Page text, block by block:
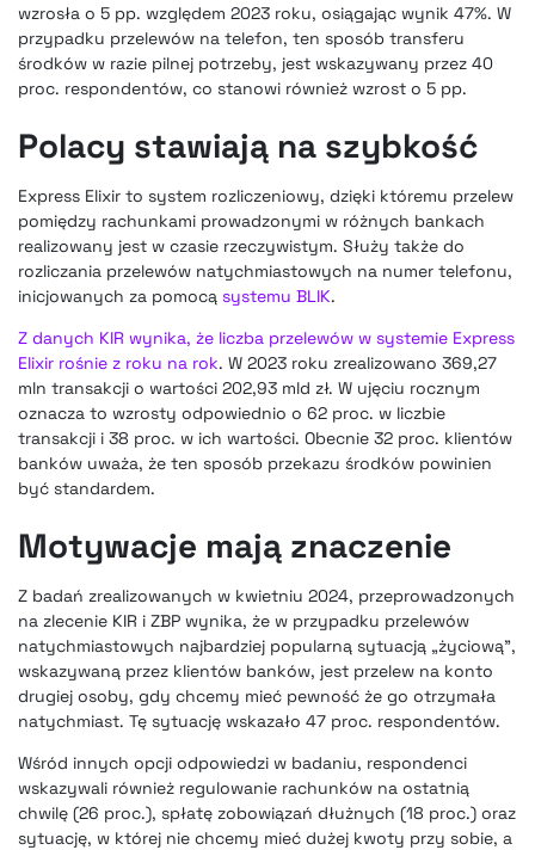
wzrosła o 5 pp. względem 2023 roku, osiągając wynik 47%. W
przypadku przelewów na telefon, ten sposób transferu
środków w razie pilnej potrzeby, jest wskazywany przez 40
proc. respondentów, co stanowi również wzrost o 5 pp.
Polacy stawiają na szybkość
Express Elixir to system rozliczeniowy, dzięki któremu przelew
pomiędzy rachunkami prowadzonymi w różnych bankach
realizowany jest w czasie rzeczywistym. Służy także do
rozliczania przelewów natychmiastowych na numer telefonu,
inicjowanych za pomocą systemu BLIK.
Z danych KIR wynika, że liczba przelewów w systemie Express
Elixir rośnie z roku na rok. W 2023 roku zrealizowano 369,27
mln transakcji o wartości 202,93 mld zł. W ujęciu rocznym
oznacza to wzrosty odpowiednio o 62 proc. w liczbie
transakcji i 38 proc. w ich wartości. Obecnie 32 proc. klientów
banków uważa, że ten sposób przekazu środków powinien
być standardem.
Motywacje mają znaczenie
Z badań zrealizowanych w kwietniu 2024, przeprowadzonych
na zlecenie KIR i ZBP wynika, że w przypadku przelewów
natychmiastowych najbardziej popularną sytuacją „życiową”,
wskazywaną przez klientów banków, jest przelew na konto
drugiej osoby, gdy chcemy mieć pewność że go otrzymała
natychmiast. Tę sytuację wskazało 47 proc. respondentów.
Wśród innych opcji odpowiedzi w badaniu, respondenci
wskazywali również regulowanie rachunków na ostatnią
chwilę (26 proc.), spłatę zobowiązań dłużnych (18 proc.) oraz
sytuację, w której nie chcemy mieć dużej kwoty przy sobie, a